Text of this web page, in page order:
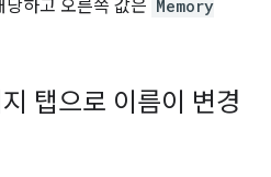
당하고 오른쪽 값은 Memory
탭으로 이름이 변경